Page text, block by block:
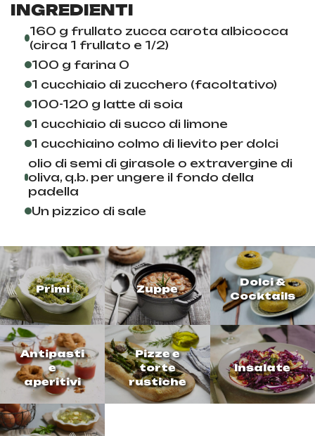
INGREDIENTI
160 g frullato zucca carota albicocca
(circa 1 frullato e 1/2)
100 g farina 0
1 cucchiaio di zucchero (facoltativo)
100-120 g latte di soia
1 cucchiaio di succo di limone
1 cucchiaino colmo di lievito per dolci
olio di semi di girasole o extravergine di
oliva, q.b. per ungere il fondo della
padella
Un pizzico di sale
Primi Zuppe
Dolci &
Cocktails
Antipasti
e
aperitivi
Pizze e
torte
rustiche
Insalate